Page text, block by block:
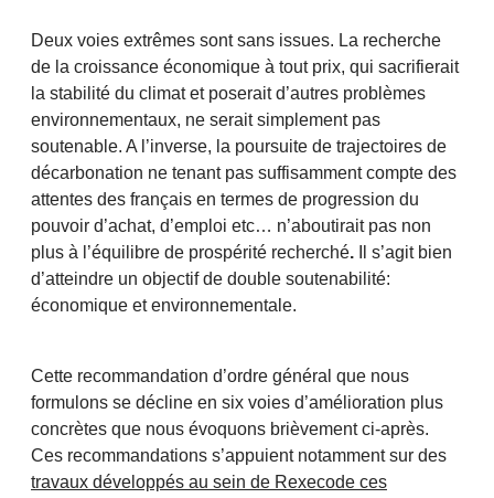
Deux voies extrêmes sont sans issues. La recherche
de la croissance économique à tout prix, qui sacrifierait
la stabilité du climat et poserait d’autres problèmes
environnementaux, ne serait simplement pas
soutenable. A l’inverse, la poursuite de trajectoires de
décarbonation ne tenant pas suffisamment compte des
attentes des français en termes de progression du
pouvoir d’achat, d’emploi etc… n’aboutirait pas non
plus à l’équilibre de prospérité recherché. Il s’agit bien
d’atteindre un objectif de double soutenabilité:
économique et environnementale.
Cette recommandation d’ordre général que nous
formulons se décline en six voies d’amélioration plus
concrètes que nous évoquons brièvement ci-après.
Ces recommandations s’appuient notamment sur des
travaux développés au sein de Rexecode ces